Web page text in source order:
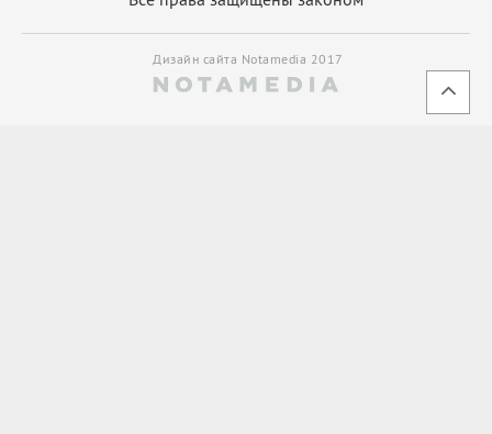
Дизайн сайта Notamedia 2017